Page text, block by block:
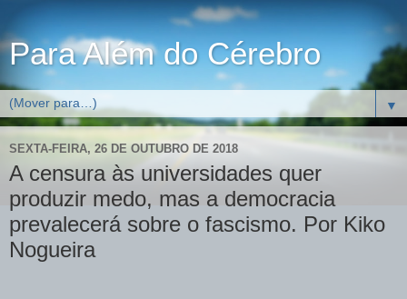
Para Além do Cérebro
▼
SEXTA-FEIRA, 26 DE OUTUBRO DE 2018
A censura às universidades quer
produzir medo, mas a democracia
prevalecerá sobre o fascismo. Por Kiko
Nogueira